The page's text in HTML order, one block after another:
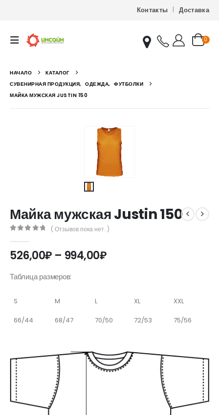
Контакты Доставка
0
НАЧАЛО
КАТАЛОГ
СУВЕНИРНАЯ ПРОДУКЦИЯ, ОДЕЖДА, ФУТБОЛКИ
МАЙКА МУЖСКАЯ JUSTIN 150
Майка мужская Justin 150
( Отзывов пока нет. )
526,00₽ – 994,00₽Диапазон
994,00₽
Таблица размеров:
S M L XL XXL
66/44 68/47 70/50 72/53 75/56